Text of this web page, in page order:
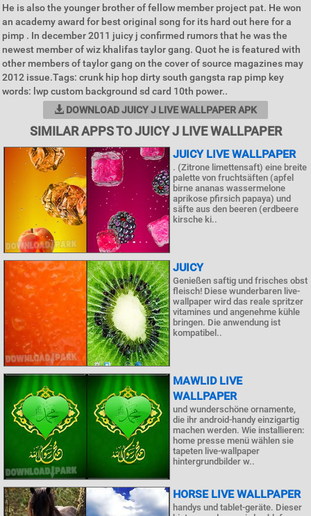
He is also the younger brother of fellow member project pat. He won
an academy award for best original song for its hard out here for a
pimp . In december 2011 juicy j confirmed rumors that he was the
newest member of wiz khalifas taylor gang. Quot he is featured with
other members of taylor gang on the cover of source magazines may
2012 issue.Tags: crunk hip hop dirty south gangsta rap pimp key
words: lwp custom background sd card 10th power..
DOWNLOAD JUICY J LIVE WALLPAPER APK
SIMILAR APPS TO JUICY J LIVE WALLPAPER
JUICY LIVE WALLPAPER
. (Zitrone limettensaft) eine breite
palette von fruchtsäften (apfel
birne ananas wassermelone
aprikose pfirsich papaya) und
säfte aus den beeren (erdbeere
kirsche ki..
JUICY
Genießen saftig und frisches obst
fleisch! Diese wunderbaren live-
wallpaper wird das reale spritzer
vitamines und angenehme kühle
bringen. Die anwendung ist
kompatibel..
MAWLID LIVE
WALLPAPER
und wunderschöne ornamente,
die ihr android-handy einzigartig
machen werden. Wie installieren:
home presse menü wählen sie
tapeten live-wallpaper
hintergrundbilder w..
HORSE LIVE WALLPAPER
handys und tablet-geräte. Dieser